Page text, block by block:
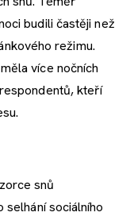
budili častěji než
režimu.
více nočních
kteří
snů
selhání sociálního